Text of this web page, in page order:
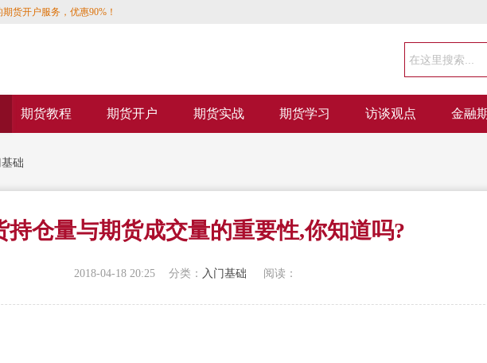
货开户服务，优惠90%！
期货教程 期货开户 期货实战 期货学习 访谈观点 金融
础
持仓量与期货成交量的重要性,你知道吗?
2018-04-18 20:25 分类： 入门基础 阅读：